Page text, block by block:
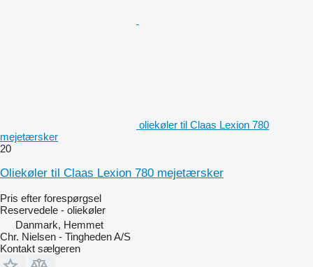
oliekøler til Claas Lexion 780
mejetærsker
20
Oliekøler til Claas Lexion 780 mejetærsker
Pris efter forespørgsel
Reservedele - oliekøler
Danmark, Hemmet
Chr. Nielsen - Tingheden A/S
Kontakt sælgeren